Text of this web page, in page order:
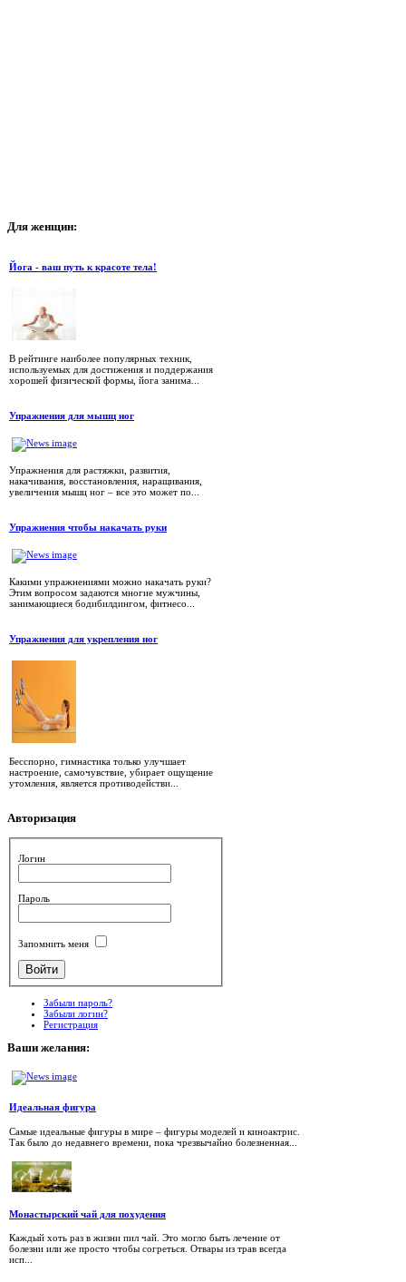
Для женщин:
Йога - ваш путь к красоте тела!
В рейтинге наиболее популярных техник,
используемых для достижения и поддержания
хорошей физической формы, йога занима...
Упражнения для мышц ног
Упражнения для растяжки, развития,
накачивания, восстановления, наращивания,
увеличения мышц ног – все это может по...
Упражнения чтобы накачать руки
Какими упражнениями можно накачать руки?
Этим вопросом задаются многие мужчины,
занимающиеся бодибилдингом, фитнесо...
Упражнения для укрепления ног
Бесспорно, гимнастика только улучшает
настроение, самочувствие, убирает ощущение
утомления, является противодействи...
Авторизация
Логин
Пароль
Запомнить меня
Забыли пароль?
Забыли логин?
Регистрация
Ваши желания:
Идеальная фигура
Самые идеальные фигуры в мире – фигуры моделей и киноактрис.
Так было до недавнего времени, пока чрезвычайно болезненная...
Монастырский чай для похудения
Каждый хоть раз в жизни пил чай. Это могло быть лечение от
болезни или же просто чтобы согреться. Отвары из трав всегда
исп...